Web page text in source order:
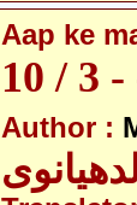
Aap ke
Author :